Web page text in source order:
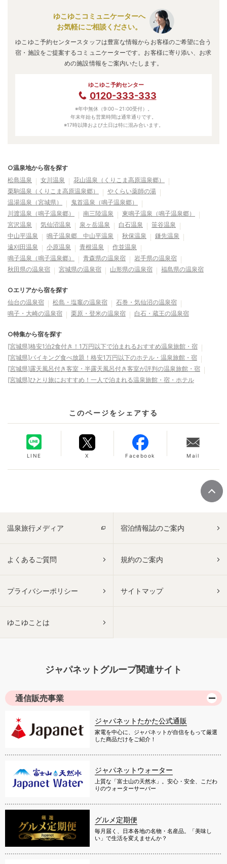
ゆこゆこコミュニケーターへ
お気軽にご相談ください。
ゆこゆこ予約センタースタッフは豊富な情報からお客様のご希望に合う
宿・施設をご提案するコミュニケーターです。お客様に寄り添い、お求
めの施設情報をご案内いたします。
ゆこゆこ予約センター
0120-333-333
※年中無休（9:00～21:00受付）。
年末年始も営業時間は通常通りです。
※17時以降および土日は特に混み合います。
○温泉地から宿を探す
松島温泉
女川温泉
花山温泉（くりこま高原温泉郷）
栗駒温泉（くりこま高原温泉郷）
やくらい薬師の湯
温湯温泉（宮城県）
鬼首温泉（鳴子温泉郷）
川渡温泉（鳴子温泉郷）
南三陸温泉
東鳴子温泉（鳴子温泉郷）
宮沢温泉
気仙沼温泉 泉ヶ岳温泉 白石温泉
笹谷温泉
中山平温泉
鳴子温泉郷 中山平温泉 秋保温泉
鎌先温泉
遠刈田温泉
小原温泉 青根温泉
作並温泉
鳴子温泉（鳴子温泉郷）
青森県の温泉宿
岩手県の温泉宿
秋田県の温泉宿
宮城県の温泉宿 山形県の温泉宿 福島県の温泉宿
○エリアから宿を探す
仙台の温泉宿
松島・塩竈の温泉宿
石巻・気仙沼の温泉宿
鳴子・大崎の温泉宿
栗原・登米の温泉宿 白石・蔵王の温泉宿
○特集から宿を探す
[宮城県]格安1泊2食付き！1万円以下で泊まれるおすすめ温泉旅館・宿
[宮城県]バイキング食べ放題！格安1万円以下のホテル・温泉旅館・宿
[宮城県]露天風呂付き客室・半露天風呂付き客室が評判の温泉旅館・宿
[宮城県]ひとり旅におすすめ！一人で泊まれる温泉旅館・宿・ホテル
このページをシェアする
LINE X Facebook Mail
温泉旅行メディア 宿泊情報誌のご案内
よくあるご質問 規約のご案内
プライバシーポリシー サイトマップ
ゆこゆことは
ジャパネットグループ関連サイト
通信販売事業
ジャパネットたかた公式通販
家電を中心に、ジャパネットが自信をもって厳選
した商品だけをご紹介！
ジャパネットウォーター
上質な「富士山の天然水」。安心・安全、こだわ
りのウォーターサーバー
グルメ定期便
毎月届く、日本各地の名物・名産品。「美味し
い」で生活を変えませんか？